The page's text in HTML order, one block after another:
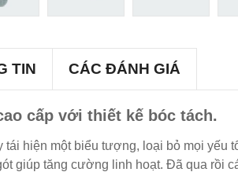
TIN CÁC ĐÁNH GIÁ
cấp với thiết kế bóc tách.
hiện một biểu tượng, loại bỏ mọi yếu
giúp tăng cường linh hoạt. Đã qua